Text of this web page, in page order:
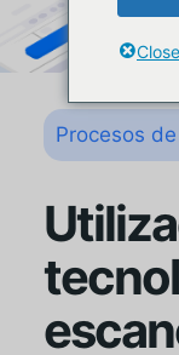
Procesos